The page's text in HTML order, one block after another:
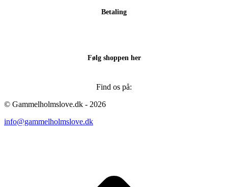
Betaling
Følg shoppen her
Find os på:
© Gammelholmslove.dk - 2026
info@gammelholmslove.dk